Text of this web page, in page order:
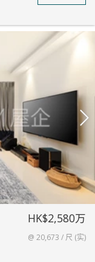
HK$2,580万
@ 20,673 / 尺 (实)